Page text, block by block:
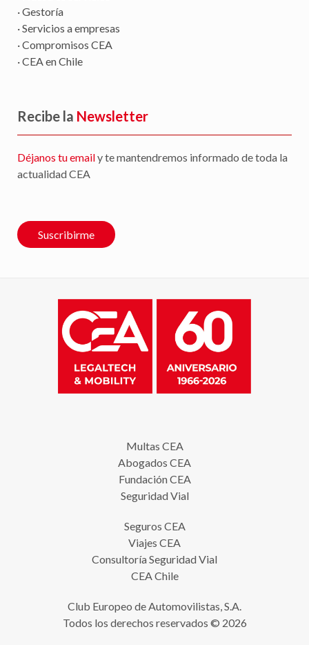
· Gestoría
· Servicios a empresas
· Compromisos CEA
· CEA en Chile
Recibe la Newsletter
Déjanos tu emaily te mantendremos informado de toda la
actualidad CEA
Suscribirme
Multas CEA
Abogados CEA
Fundación CEA
Seguridad Vial
Seguros CEA
Viajes CEA
Consultoría Seguridad Vial
CEA Chile
Club Europeo de Automovilistas, S.A.
Todos los derechos reservados © 2026